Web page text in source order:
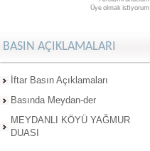
Üye olmak istiyorum
BASIN AÇIKLAMALARI
İftar Basın Açıklamaları
Basında Meydan-der
MEYDANLI KÖYÜ YAĞMUR
DUASI